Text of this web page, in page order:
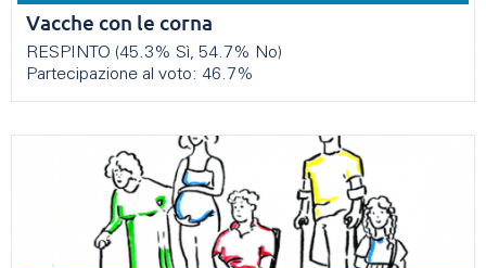
Vacche con le corna
RESPINTO (45.3% Sì, 54.7% No)
Partecipazione al voto: 46.7%